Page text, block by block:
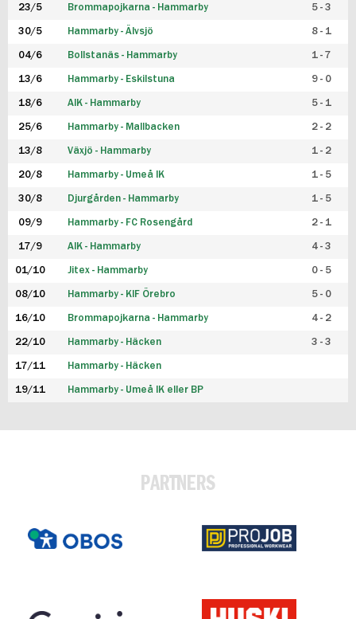
23/5 Brommapojkarna - Hammarby 5 - 3
30/5 Hammarby - Älvsjö 8 - 1
04/6 Bollstanäs - Hammarby 1 - 7
13/6 Hammarby - Eskilstuna 9 - 0
18/6 AIK - Hammarby 5 - 1
25/6 Hammarby - Mallbacken 2 - 2
13/8 Växjö - Hammarby 1 - 2
20/8 Hammarby - Umeå IK 1 - 5
30/8 Djurgården - Hammarby 1 - 5
09/9 Hammarby - FC Rosengård 2 - 1
17/9 AIK - Hammarby 4 - 3
01/10 Jitex - Hammarby 0 - 5
08/10 Hammarby - KIF Örebro 5 - 0
16/10 Brommapojkarna - Hammarby 4 - 2
22/10 Hammarby - Häcken 3 - 3
17/11 Hammarby - Häcken
19/11 Hammarby - Umeå IK eller BP
PARTNERS